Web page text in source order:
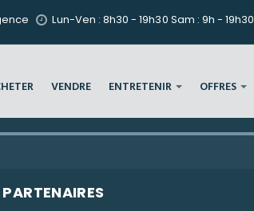
Lun-Ven : 8h30 - 19h30 Sam : 9h - 19h30
VENDRE ENTRETENIR OFFRES